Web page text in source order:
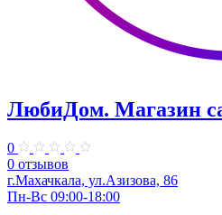
ЛюбиДом. Магазин
0
0 отзывов
г.Махачкала, ул.Азизова, 86
Пн-Вс 09:00-18:00